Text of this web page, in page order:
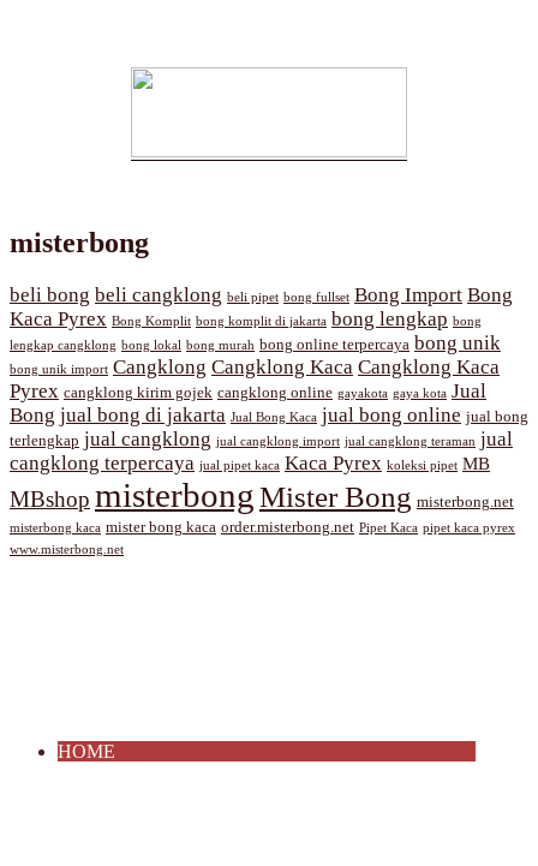
misterbong
beli bong beli cangklong beli pipet bong fullset Bong Import Bong
Kaca Pyrex Bong Komplit bong komplit di jakarta bong lengkap bong
lengkap cangklong bong lokal bong murah bong online terpercaya bong unik
bong unik import Cangklong Cangklong Kaca Cangklong Kaca
Pyrex cangklong kirim gojek cangklong online gayakota gaya kota Jual
Bong jual bong di jakarta Jual Bong Kaca jual bong online jual bong
terlengkap jual cangklong jual cangklong import jual cangklong teraman jual
cangklong terpercaya jual pipet kaca Kaca Pyrex koleksi pipet MB
MBshop misterbongMister Bong misterbong.net
misterbong kaca mister bong kaca order.misterbong.net Pipet Kaca pipet kaca pyrex
www.misterbong.net
HOME